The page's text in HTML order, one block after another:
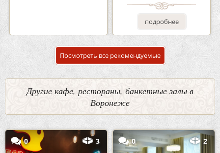
подробнее
Посмотреть все рекомендуемые
Другие кафе, рестораны, банкетные залы в
Воронеже
0 3 0 2